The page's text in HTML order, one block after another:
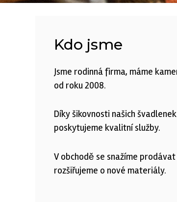
Kdo jsme
Jsme rodinná firma, máme
od roku 2008.
Díky šikovnosti našich
poskytujeme kvalitní služby.
V obchodě se snažíme
rozšiřujeme o nové materiály.